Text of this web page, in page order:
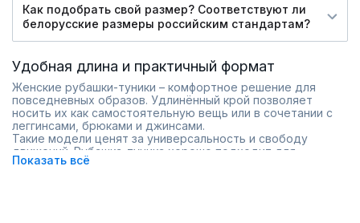
Как подобрать свой размер? Соответствуют ли
белорусские размеры российским стандартам?
Удобная длина и практичный формат
Женские рубашки-туники – комфортное решение для
повседневных образов. Удлинённый крой позволяет
носить их как самостоятельную вещь или в сочетании с
леггинсами, брюками и джинсами.
Такие модели ценят за универсальность и свободу
движений. Рубашка-туника хорошо подходит для
активных дней и легко адаптируется под разный стиль –
Показать всё